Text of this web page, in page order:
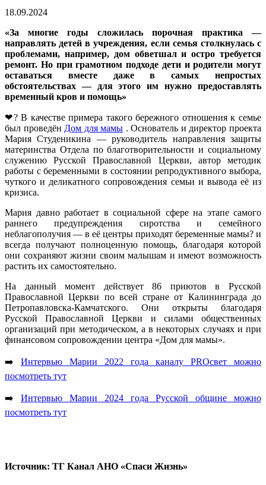
18.09.2024
«За многие годы сложилась порочная практика —
направлять детей в учреждения, если семья столкнулась с
проблемами, например, дом обветшал и остро требуется
ремонт. Но при грамотном подходе дети и родители могут
оставаться вместе даже в самых непростых
обстоятельствах — для этого им нужно предоставлять
временный кров и помощь»
❤‍? В качестве примера такого бережного отношения к семье
был проведён Дом для мамы . Основатель и директор проекта
Мария Студеникина — руководитель направления защиты
материнства Отдела по благотворительности и социальному
служению Русской Православной Церкви, автор методик
работы с беременными в состоянии репродуктивного выбора,
чуткого и деликатного сопровождения семьи и вывода её из
кризиса.
Мария давно работает в социальной сфере на этапе самого
раннего предупреждения сиротства и семейного
неблагополучия — в её центры приходят беременные мамы? и
всегда получают полноценную помощь, благодаря которой
они сохраняют жизни своим малышам и имеют возможность
растить их самостоятельно.
На данный момент действует 86 приютов в Русской
Православной Церкви по всей стране от Калининграда до
Петропавловска-Камчатского. Они открыты благодаря
Русской Православной Церкви и силами общественных
организаций при методическом, а в некоторых случаях и при
финансовом сопровождении центра «Дом для мамы».
➡️ Интервью Марии 2022 года каналу PROсвет можно
посмотреть тут
➡️ Интервью Марии 2024 года Русской общине можно
посмотреть тут
Источник: ТГ Канал АНО «Спаси Жизнь»